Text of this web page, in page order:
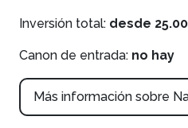
Inversión total: desde
Canon de entrada: no hay
Más información sobre